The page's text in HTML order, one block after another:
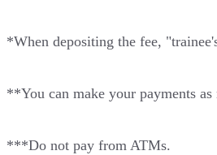
*When depositing the fee,
**You can make your payments
***Do not pay from ATMs.